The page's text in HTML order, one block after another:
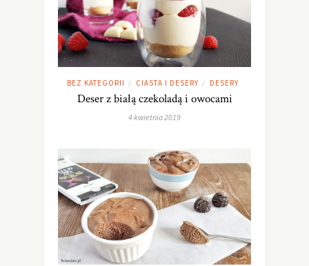
BEZ KATEGORII / CIASTA I DESERY / DESERY
Deser z białą czekoladą i owocami
4 kwietnia 2019